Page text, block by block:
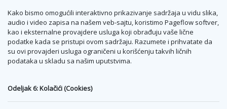
Kako bismo omogućili interaktivno prikazivanje sadržaja u vidu slika,
audio i video zapisa na našem veb-sajtu, koristimo Pageflow softver,
kao i eksternalne provajdere usluga koji obrađuju vaše lične
podatke kada se pristupi ovom sadržaju. Razumete i prihvatate da
su ovi provajderi usluga ograničeni u korišćenju takvih ličnih
podataka u skladu sa našim uputstvima.
Odeljak 6: Kolačići (Cookies)